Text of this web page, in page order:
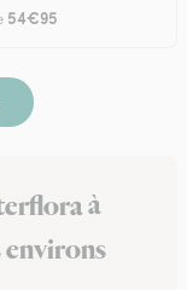
54€95
à
environs